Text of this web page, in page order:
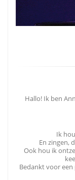
Hallo! Ik ben
Ik
En zingen,
Ook hou ik
Bedankt voor